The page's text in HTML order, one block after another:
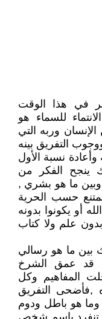
في هذا الوقت
للسماء هو
الإنسان وربه التي
التفريق بينه
نسبة الأول
ينجح الفكر من
وبين ما هو بشري ,
حسب الحرية
أو يكونوا بدونه
علم ولا كتاب
بين ما هو رسالي
قد عمق الشرخ
المفاهيم وكل
,فأضحى التفريق
وما هو باطل ودوم